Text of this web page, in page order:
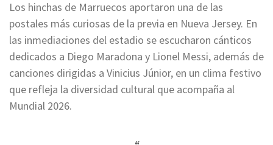
Los hinchas de Marruecos aportaron una de las
postales más curiosas de la previa en Nueva Jersey. En
las inmediaciones del estadio se escucharon cánticos
dedicados a Diego Maradona y Lionel Messi, además de
canciones dirigidas a Vinicius Júnior, en un clima festivo
que refleja la diversidad cultural que acompaña al
Mundial 2026.